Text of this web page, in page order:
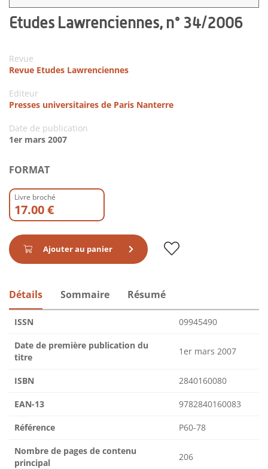
Etudes Lawrenciennes, n° 34/2006
Revue
Revue Etudes Lawrenciennes
Editeur
Presses universitaires de Paris Nanterre
Date de publication
1er mars 2007
FORMAT
Livre broché
17.00 €
Ajouter au panier
Détails Sommaire Résumé
ISSN 09945490
Date de première publication du
titre
1er mars 2007
ISBN 2840160080
EAN-13 9782840160083
Référence P60-78
Nombre de pages de contenu
principal
206